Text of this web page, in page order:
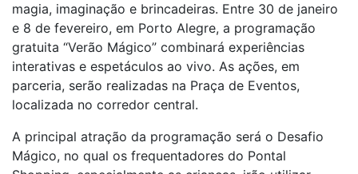
magia, imaginação e brincadeiras. Entre 30 de janeiro
e 8 de fevereiro, em Porto Alegre, a programação
gratuita “Verão Mágico” combinará experiências
interativas e espetáculos ao vivo. As ações, em
parceria, serão realizadas na Praça de Eventos,
localizada no corredor central.
A principal atração da programação será o Desafio
Mágico, no qual os frequentadores do Pontal